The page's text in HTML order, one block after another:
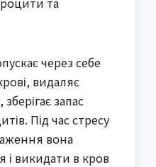
через себе
видаляє
запас
Під час стресу
вона
і викидати в кров